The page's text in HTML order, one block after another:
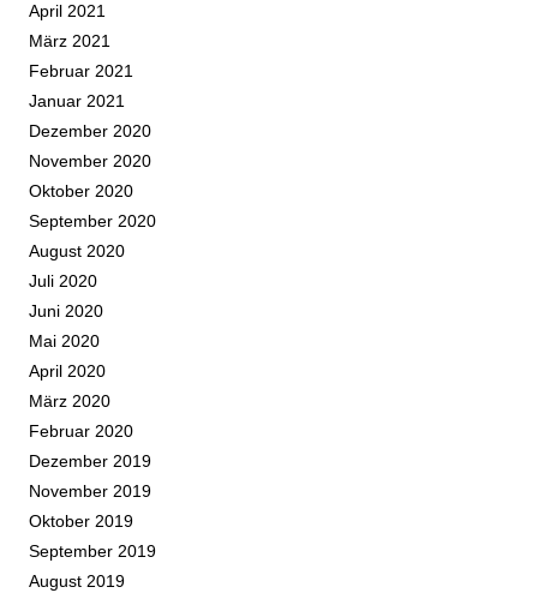
April 2021
März 2021
Februar 2021
Januar 2021
Dezember 2020
November 2020
Oktober 2020
September 2020
August 2020
Juli 2020
Juni 2020
Mai 2020
April 2020
März 2020
Februar 2020
Dezember 2019
November 2019
Oktober 2019
September 2019
August 2019